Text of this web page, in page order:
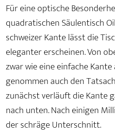
Für eine optische
quadratischen Säulentisch
schweizer Kante lässt die
eleganter erscheinen. Von
zwar wie eine einfache Kante
genommen auch den
zunächst verläuft die Kante
nach unten. Nach einigen
der schräge Unterschnitt.